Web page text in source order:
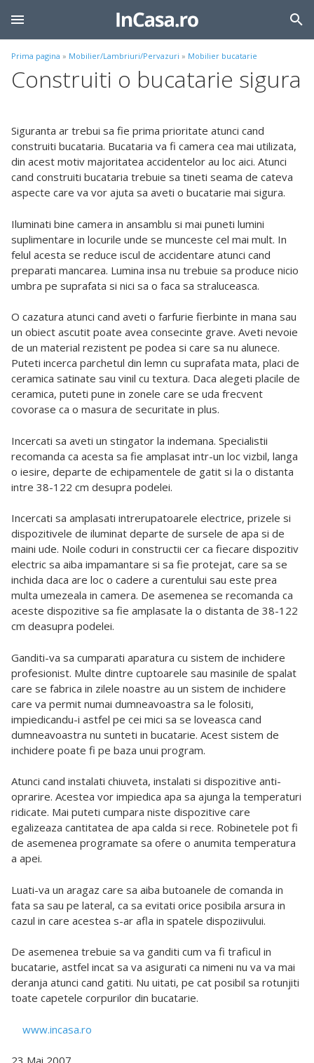
Prima pagina » Mobilier/Lambriuri/Pervazuri » Mobilier bucatarie
Construiti o bucatarie sigura
Siguranta ar trebui sa fie prima prioritate atunci cand
construiti bucataria. Bucataria va fi camera cea mai utilizata,
din acest motiv majoritatea accidentelor au loc aici. Atunci
cand construiti bucataria trebuie sa tineti seama de cateva
aspecte care va vor ajuta sa aveti o bucatarie mai sigura.
Iluminati bine camera in ansamblu si mai puneti lumini
suplimentare in locurile unde se munceste cel mai mult. In
felul acesta se reduce iscul de accidentare atunci cand
preparati mancarea. Lumina insa nu trebuie sa produce nicio
umbra pe suprafata si nici sa o faca sa straluceasca.
O cazatura atunci cand aveti o farfurie fierbinte in mana sau
un obiect ascutit poate avea consecinte grave. Aveti nevoie
de un material rezistent pe podea si care sa nu alunece.
Puteti incerca parchetul din lemn cu suprafata mata, placi de
ceramica satinate sau vinil cu textura. Daca alegeti placile de
ceramica, puteti pune in zonele care se uda frecvent
covorase ca o masura de securitate in plus.
Incercati sa aveti un stingator la indemana. Specialistii
recomanda ca acesta sa fie amplasat intr-un loc vizbil, langa
o iesire, departe de echipamentele de gatit si la o distanta
intre 38-122 cm desupra podelei.
Incercati sa amplasati intrerupatoarele electrice, prizele si
dispozitivele de iluminat departe de sursele de apa si de
maini ude. Noile coduri in constructii cer ca fiecare dispozitiv
electric sa aiba impamantare si sa fie protejat, care sa se
inchida daca are loc o cadere a curentului sau este prea
multa umezeala in camera. De asemenea se recomanda ca
aceste dispozitive sa fie amplasate la o distanta de 38-122
cm deasupra podelei.
Ganditi-va sa cumparati aparatura cu sistem de inchidere
profesionist. Multe dintre cuptoarele sau masinile de spalat
care se fabrica in zilele noastre au un sistem de inchidere
care va permit numai dumneavoastra sa le folositi,
impiedicandu-i astfel pe cei mici sa se loveasca cand
dumneavoastra nu sunteti in bucatarie. Acest sistem de
inchidere poate fi pe baza unui program.
Atunci cand instalati chiuveta, instalati si dispozitive anti-
oprarire. Acestea vor impiedica apa sa ajunga la temperaturi
ridicate. Mai puteti cumpara niste dispozitive care
egalizeaza cantitatea de apa calda si rece. Robinetele pot fi
de asemenea programate sa ofere o anumita temperatura
a apei.
Luati-va un aragaz care sa aiba butoanele de comanda in
fata sa sau pe lateral, ca sa evitati orice posibila arsura in
cazul in care acestea s-ar afla in spatele dispoziivului.
De asemenea trebuie sa va ganditi cum va fi traficul in
bucatarie, astfel incat sa va asigurati ca nimeni nu va va mai
deranja atunci cand gatiti. Nu uitati, pe cat posibil sa rotunjiti
toate capetele corpurilor din bucatarie.
www.incasa.ro
23 Mai 2007